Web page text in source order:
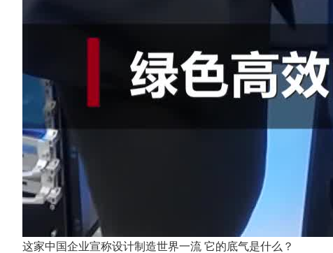
这家中国企业宣称设计制造世界一流 它的底气是什么？